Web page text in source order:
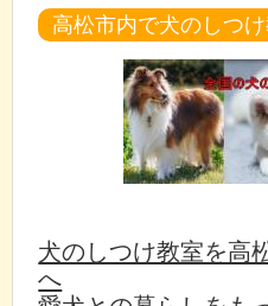
高松市内で犬のしつ
犬のしつけ教室を高
へ